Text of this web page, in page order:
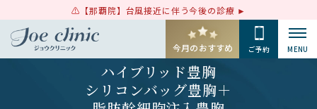
【那覇院】台風接近に伴う今後の診療
今月のおすすめ ご予約 MENU
ハイブリッド豊胸
シリコンバッグ豊胸＋